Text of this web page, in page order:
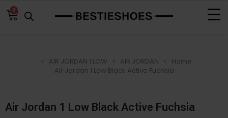
0
Home
AIR JORDAN
AIR JORDAN 1 LOW
Air Jordan 1 Low Black Active Fuchsia
Air Jordan 1 Low Black Active Fuchsia